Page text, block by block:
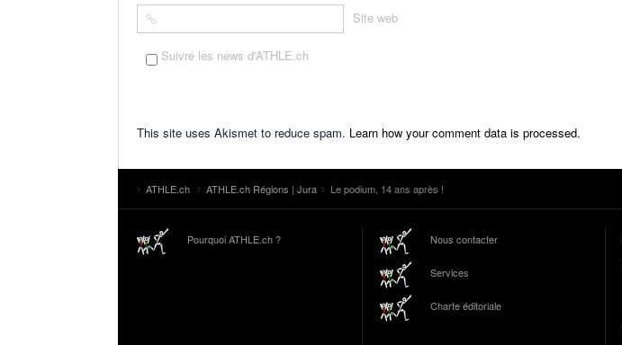
Site web
Suivre les news d'ATHLE.ch
This site uses Akismet to reduce spam. Learn how your comment data is processed.
ATHLE.ch ATHLE.ch Régions | Jura Le podium, 14 ans après !
Pourquoi ATHLE.ch ? Nous contacter
Services
Charte éditoriale